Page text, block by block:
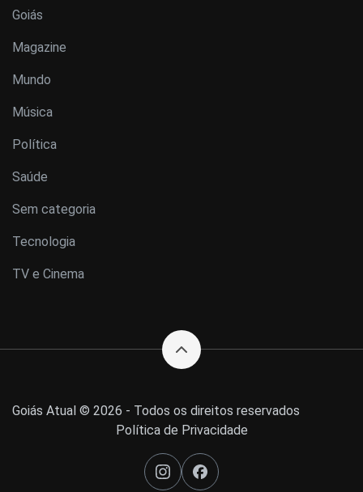
Goiás
Magazine
Mundo
Música
Política
Saúde
Sem categoria
Tecnologia
TV e Cinema
Goiás Atual © 2026 - Todos os direitos reservados
Política de Privacidade